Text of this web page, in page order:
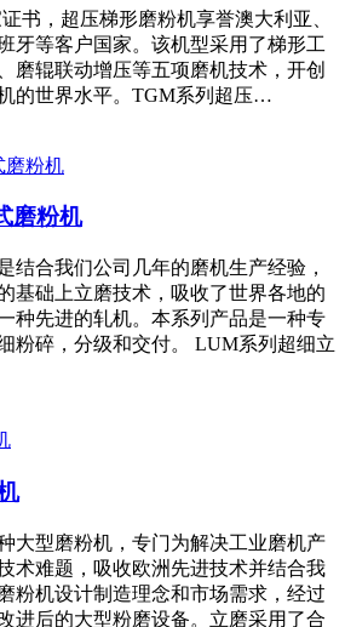
书，超压梯形磨粉机享誉澳大利亚、
牙等客户国家。该机型采用了梯形工
磨辊联动增压等五项磨机技术，开创
的世界水平。TGM系列超压…
磨粉机
结合我们公司几年的磨机生产经验，
基础上立磨技术，吸收了世界各地的
种先进的轧机。本系列产品是一种专
粉碎，分级和交付。 LUM系列超细立
大型磨粉机，专门为解决工业磨机产
术难题，吸收欧洲先进技术并结合我
粉机设计制造理念和市场需求，经过
进后的大型粉磨设备。立磨采用了合